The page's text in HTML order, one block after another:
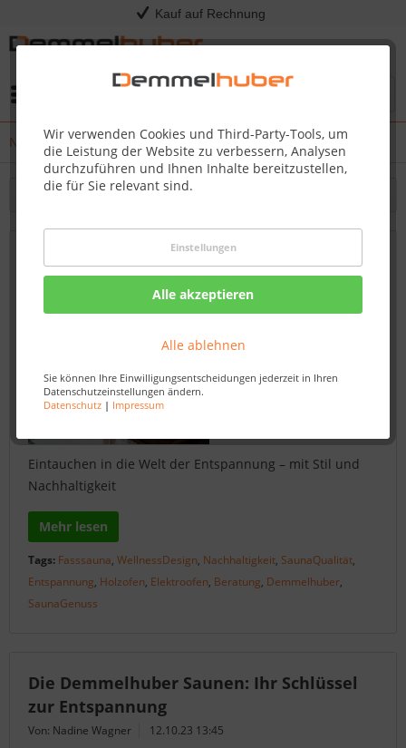
Kauf auf Rechnung
Wir verwenden Cookies und Third-Party-Tools, um
die Leistung der Website zu verbessern, Analysen
durchzuführen und Ihnen Inhalte bereitzustellen,
die für Sie relevant sind.
Einstellungen
Alle akzeptieren
Alle ablehnen
Sie können Ihre Einwilligungsentscheidungen jederzeit in Ihren
Datenschutzeinstellungen ändern.
Datenschutz| Impressum
News
Filtern
Einladung zum Wohlbefinden: Die Neue
Fasssauna bei Demmelhuber
Von: Dirk Kommol
Eintauchen in die Welt der Entspannung – mit Stil und
Nachhaltigkeit
Mehr lesen
Tags: Fasssauna, WellnessDesign, Nachhaltigkeit, SaunaQualität,
Entspannung, Holzofen, Elektroofen, Beratung, Demmelhuber,
SaunaGenuss
Die Demmelhuber Saunen: Ihr Schlüssel
zur Entspannung
Von: Nadine Wagner 12.10.23 13:45